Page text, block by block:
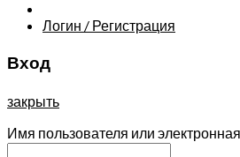
Логин / Регистрация
Вход
закрыть
Имя пользователя или